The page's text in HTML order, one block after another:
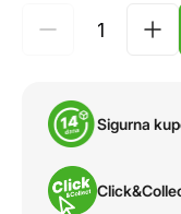
Sigurna